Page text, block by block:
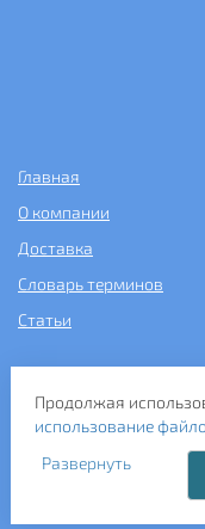
Главная
О компании
Доставка
Словарь терминов
Статьи
ООО
ИНН: 7731286301
121357, г. Москва, ул.
Продолжая
использование
данных (включая IP-
устройстве,
функционирования
исследований,
Развернуть